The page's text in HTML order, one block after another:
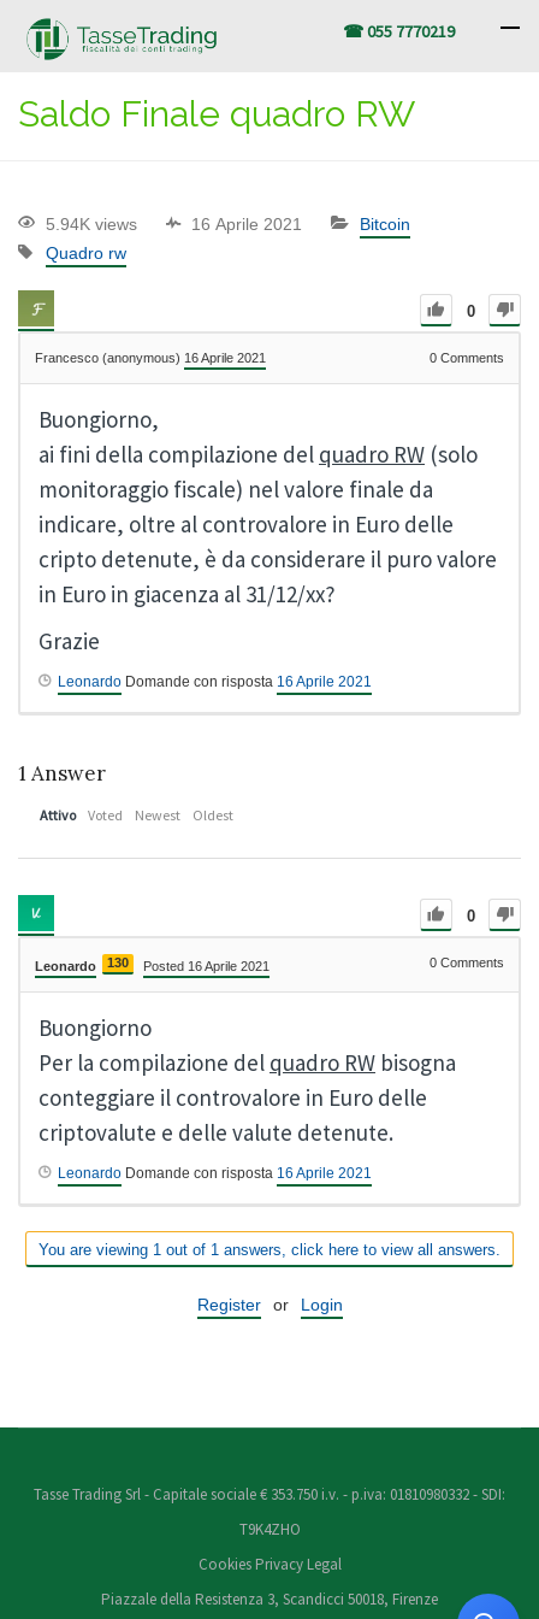
☎ 055 7770219
Saldo Finale quadro RW
5.94K views 16 Aprile 2021
Bitcoin
Quadro rw
0
Francesco (anonymous) 16 Aprile 2021 0 Comments
Buongiorno,
ai fini della compilazione del quadro RW (solo
monitoraggio fiscale) nel valore finale da
indicare, oltre al controvalore in Euro delle
cripto detenute, è da considerare il puro valore
in Euro in giacenza al 31/12/xx?
Grazie
Leonardo Domande con risposta 16 Aprile 2021
1 Answer
Attivo Voted Newest Oldest
0
Leonardo 130 Posted 16 Aprile 2021 0 Comments
Buongiorno
Per la compilazione del quadro RW bisogna
conteggiare il controvalore in Euro delle
criptovalute e delle valute detenute.
Leonardo Domande con risposta 16 Aprile 2021
You are viewing 1 out of 1 answers, click here to view all answers.
Register or Login
Tasse Trading Srl - Capitale sociale € 353.750 i.v. - p.iva: 01810980332 - SDI:
T9K4ZHO
Cookies Privacy Legal
Piazzale della Resistenza 3, Scandicci 50018, Firenze